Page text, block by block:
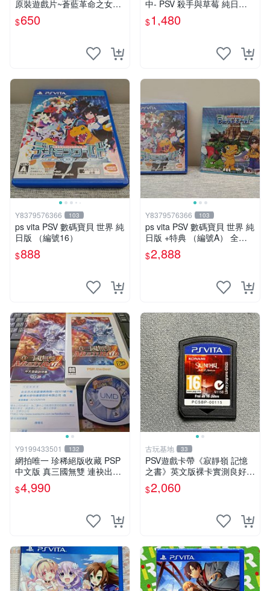
原裝遊戲片~蒼藍革命之女武
神 中文版 中文版 ~650
$650
中- PSV 殺手與草莓 純日版
日文版 ※戀愛×懸疑※ 戀愛AD
V遊戲
$1,480
Y8379576366 103
ps vita PSV 數碼寶貝 世界 純
日版 （編號16）
$888
Y8379576366 103
ps vita PSV 數碼寶貝 世界 純
日版 +特典 （編號A） 全新
未拆
$2,888
Y9199433501 132
網拍唯一 珍稀絕版收藏 PSP
中文版 真三國無雙 連袂出擊
1 MULTIRAID1
$4,990
古玩基地 33
PSV遊戲卡帶《寂靜嶺 記憶
之書》英文版裸卡實測良好
限定PSV平臺獨享 廚房遊戲
獲得熱銷推薦 寂靜嶺 電玩遊
$2,060